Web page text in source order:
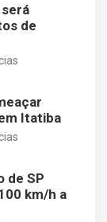
de
Itatiba
de SP
km/h a